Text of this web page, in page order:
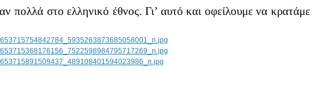
πολλά στο ελληνικό έθνος. Γι’ αυτό και οφείλουμε να κρατάμε